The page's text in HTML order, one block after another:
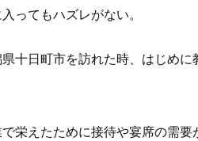
ってもハズレがない。
十日町市を訪れた時、はじめに
栄えたために接待や宴席の需